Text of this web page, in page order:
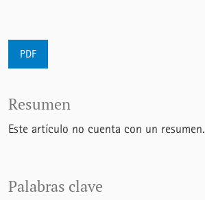
PDF
Palabras clave
Resumen
Este artículo no cuenta con un resumen.